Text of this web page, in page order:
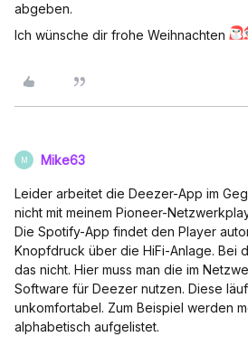
abgeben.
Ich wünsche dir frohe Weihnachten
M Mike63
Leider arbeitet die Deezer-App im
nicht mit meinem Pioneer-
Die Spotify-App findet den Player
Knopfdruck über die HiFi-Anlage. Bei
das nicht. Hier muss man die im
Software für Deezer nutzen. Diese
unkomfortabel. Zum Beispiel werden
alphabetisch aufgelistet.